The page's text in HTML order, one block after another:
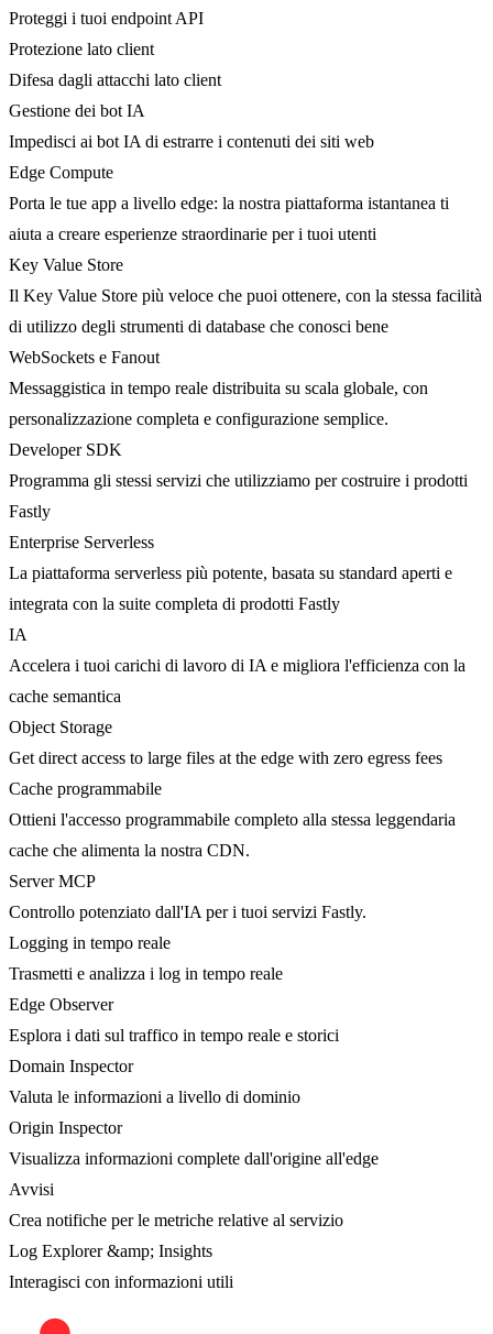
Proteggi i tuoi endpoint API
Protezione lato client
Difesa dagli attacchi lato client
Gestione dei bot IA
Impedisci ai bot IA di estrarre i contenuti dei siti web
Edge Compute
Porta le tue app a livello edge: la nostra piattaforma istantanea ti
aiuta a creare esperienze straordinarie per i tuoi utenti
Key Value Store
Il Key Value Store più veloce che puoi ottenere, con la stessa facilità
di utilizzo degli strumenti di database che conosci bene
WebSockets e Fanout
Messaggistica in tempo reale distribuita su scala globale, con
personalizzazione completa e configurazione semplice.
Developer SDK
Programma gli stessi servizi che utilizziamo per costruire i prodotti
Fastly
Enterprise Serverless
La piattaforma serverless più potente, basata su standard aperti e
integrata con la suite completa di prodotti Fastly
IA
Accelera i tuoi carichi di lavoro di IA e migliora l'efficienza con la
cache semantica
Object Storage
Get direct access to large files at the edge with zero egress fees
Cache programmabile
Ottieni l'accesso programmabile completo alla stessa leggendaria
cache che alimenta la nostra CDN.
Server MCP
Controllo potenziato dall'IA per i tuoi servizi Fastly.
Logging in tempo reale
Trasmetti e analizza i log in tempo reale
Edge Observer
Esplora i dati sul traffico in tempo reale e storici
Domain Inspector
Valuta le informazioni a livello di dominio
Origin Inspector
Visualizza informazioni complete dall'origine all'edge
Avvisi
Crea notifiche per le metriche relative al servizio
Log Explorer &amp; Insights
Interagisci con informazioni utili